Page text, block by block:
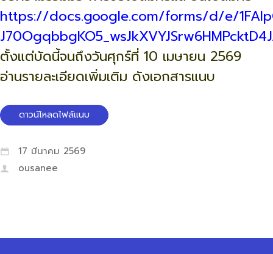
https://docs.google.com/forms/d/e/
ตั้งแต่บัดนี้จนถึงวันศุกร์ที่ 10 เมษายน 2569
อ่านรายละเอียดเพิ่มเติม ดังเอกสารแนบ
ดาวน์โหลดไฟล์แนบ
17 มีนาคม 2569
ousanee